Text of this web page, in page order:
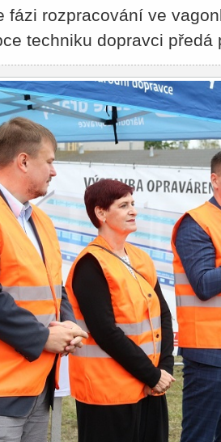
fázi rozpracování ve
techniku dopravci předá